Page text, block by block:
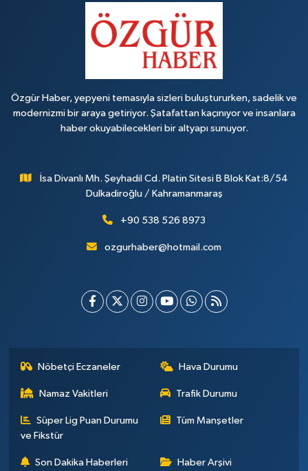
Özgür Haber, yepyeni temasıyla sizleri buluştururken, sadelik ve
modernizmi bir araya getiriyor. Şatafattan kaçınıyor ve insanlara
haber okuyabilecekleri bir altyapı sunuyor.
İsa Divanlı Mh. Şeyhadil Cd. Platin Sitesi B Blok Kat:8/54
Dulkadiroğlu / Kahramanmaraş
+90 538 526 8973
ozgurhaber@hotmail.com
Nöbetçi Eczaneler Hava Durumu
Namaz Vakitleri Trafik Durumu
Süper Lig Puan Durumu
ve Fikstür
Tüm Manşetler
Son Dakika Haberleri Haber Arşivi